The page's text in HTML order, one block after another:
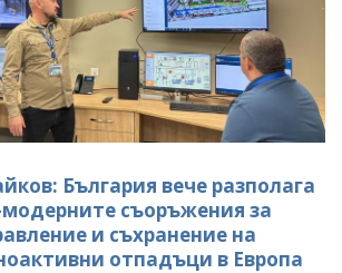
България вече разполага
съоръжения за
и съхранение на
отпадъци в Европа